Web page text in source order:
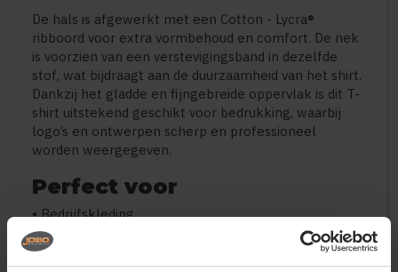
De hals is afgewerkt met een Cotton - Lycra®
ribboord voor extra vormbehoud en comfort. De nek
is voorzien van een verstevigingsband in dezelfde
stof, wat bijdraagt aan de duurzaamheid van het shirt.
Dankzij het gladde en fijngebreide oppervlak is dit T-
shirt uitstekend geschikt voor bedrukking, waarbij
logo’s en ontwerpen scherp en professioneel
worden weergegeven.
Perfect voor
• Bedrijfskleding
• Promotiekleding en events
• Bedrukte T-shirts